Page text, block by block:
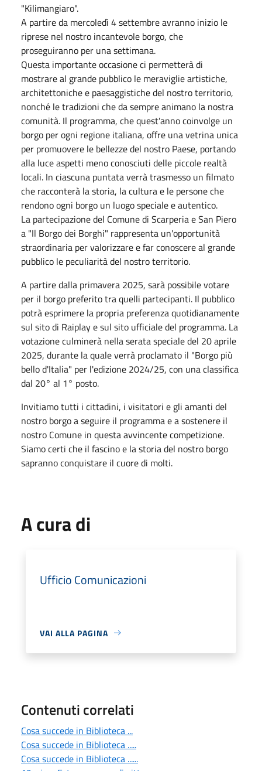
"Kilimangiaro".
A partire da mercoledì 4 settembre avranno inizio le
riprese nel nostro incantevole borgo, che
proseguiranno per una settimana.
Questa importante occasione ci permetterà di
mostrare al grande pubblico le meraviglie artistiche,
architettoniche e paesaggistiche del nostro territorio,
nonché le tradizioni che da sempre animano la nostra
comunità. Il programma, che quest'anno coinvolge un
borgo per ogni regione italiana, offre una vetrina unica
per promuovere le bellezze del nostro Paese, portando
alla luce aspetti meno conosciuti delle piccole realtà
locali. In ciascuna puntata verrà trasmesso un filmato
che racconterà la storia, la cultura e le persone che
rendono ogni borgo un luogo speciale e autentico.
La partecipazione del Comune di Scarperia e San Piero
a "Il Borgo dei Borghi" rappresenta un'opportunità
straordinaria per valorizzare e far conoscere al grande
pubblico le peculiarità del nostro territorio.
A partire dalla primavera 2025, sarà possibile votare
per il borgo preferito tra quelli partecipanti. Il pubblico
potrà esprimere la propria preferenza quotidianamente
sul sito di Raiplay e sul sito ufficiale del programma. La
votazione culminerà nella serata speciale del 20 aprile
2025, durante la quale verrà proclamato il "Borgo più
bello d'Italia" per l'edizione 2024/25, con una classifica
dal 20° al 1° posto.
Invitiamo tutti i cittadini, i visitatori e gli amanti del
nostro borgo a seguire il programma e a sostenere il
nostro Comune in questa avvincente competizione.
Siamo certi che il fascino e la storia del nostro borgo
sapranno conquistare il cuore di molti.
A cura di
Ufficio Comunicazioni
VAI ALLA PAGINA
Contenuti correlati
Cosa succede in Biblioteca ...
Cosa succede in Biblioteca .....
Cosa succede in Biblioteca ......